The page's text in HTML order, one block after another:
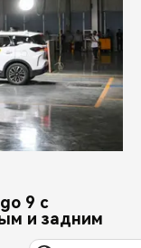
9 с
и задним